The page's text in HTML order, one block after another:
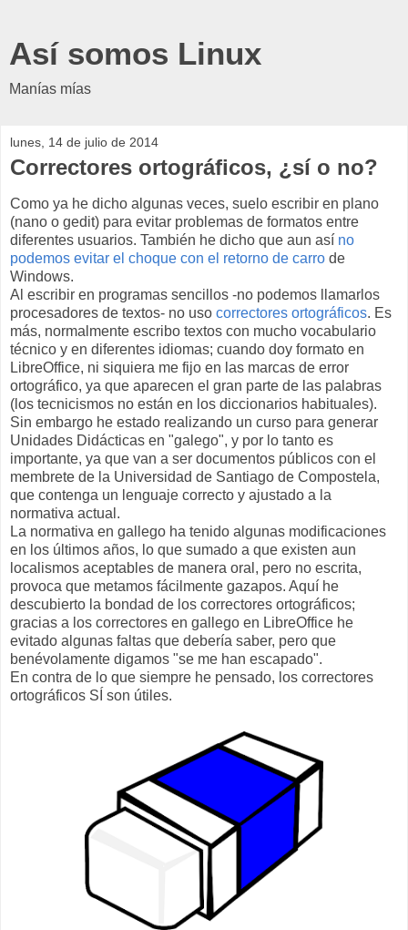
Así somos Linux
Manías mías
lunes, 14 de julio de 2014
Correctores ortográficos, ¿sí o no?
Como ya he dicho algunas veces, suelo escribir en plano
(nano o gedit) para evitar problemas de formatos entre
diferentes usuarios. También he dicho que aun así no
podemos evitar el choque con el retorno de carro de
Windows.
Al escribir en programas sencillos -no podemos llamarlos
procesadores de textos- no uso correctores ortográficos. Es
más, normalmente escribo textos con mucho vocabulario
técnico y en diferentes idiomas; cuando doy formato en
LibreOffice, ni siquiera me fijo en las marcas de error
ortográfico, ya que aparecen el gran parte de las palabras
(los tecnicismos no están en los diccionarios habituales).
Sin embargo he estado realizando un curso para generar
Unidades Didácticas en "galego", y por lo tanto es
importante, ya que van a ser documentos públicos con el
membrete de la Universidad de Santiago de Compostela,
que contenga un lenguaje correcto y ajustado a la
normativa actual.
La normativa en gallego ha tenido algunas modificaciones
en los últimos años, lo que sumado a que existen aun
localismos aceptables de manera oral, pero no escrita,
provoca que metamos fácilmente gazapos. Aquí he
descubierto la bondad de los correctores ortográficos;
gracias a los correctores en gallego en LibreOffice he
evitado algunas faltas que debería saber, pero que
benévolamente digamos "se me han escapado".
En contra de lo que siempre he pensado, los correctores
ortográficos SÍ son útiles.